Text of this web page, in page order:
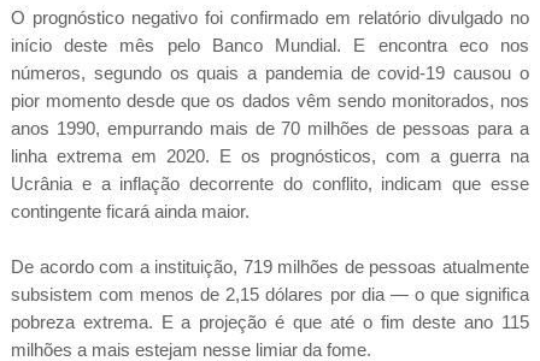
O prognóstico negativo foi confirmado em relatório divulgado no
início deste mês pelo Banco Mundial. E encontra eco nos
números, segundo os quais a pandemia de covid-19 causou o
pior momento desde que os dados vêm sendo monitorados, nos
anos 1990, empurrando mais de 70 milhões de pessoas para a
linha extrema em 2020. E os prognósticos, com a guerra na
Ucrânia e a inflação decorrente do conflito, indicam que esse
contingente ficará ainda maior.
De acordo com a instituição, 719 milhões de pessoas atualmente
subsistem com menos de 2,15 dólares por dia — o que significa
pobreza extrema. E a projeção é que até o fim deste ano 115
milhões a mais estejam nesse limiar da fome.